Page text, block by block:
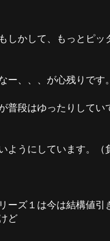
しかして、もっとピッ
ー、、、が心残りです。
普段はゆったりしてい
ようにしています。（
ーズ１は今は結構値引
ど